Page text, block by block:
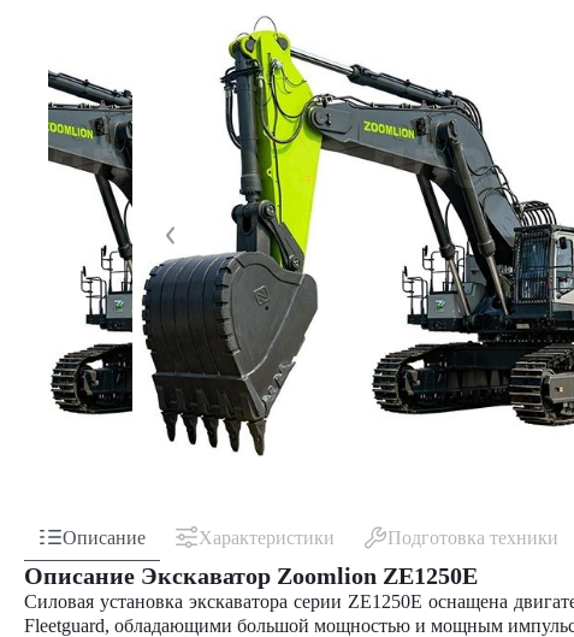
Описание Характеристики Подготовка техники
Описание Экскаватор Zoomlion ZE1250E
Силовая установка экскаватора серии ZE1250E оснащена
Fleetguard, обладающими большой мощностью и мощным